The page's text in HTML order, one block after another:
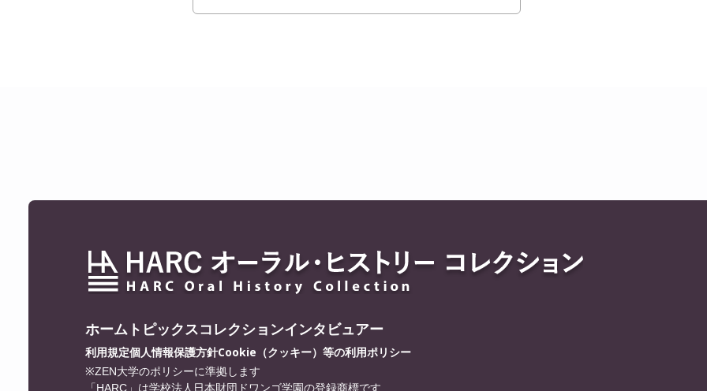
ホーム トピックスコレクションインタビュアー
利用規定個人情報保護方針Cookie（クッキー）等の利用ポリシー
※ZEN大学のポリシーに準拠します
「HARC」は学校法人日本財団ドワンゴ学園の登録商標です